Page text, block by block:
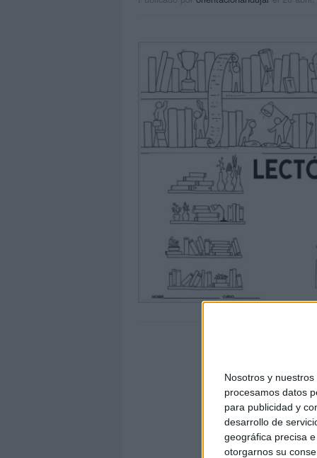
Nosotros y
procesamos datos
para publicidad y
desarrollo de
geográfica precisa
otorgarnos su